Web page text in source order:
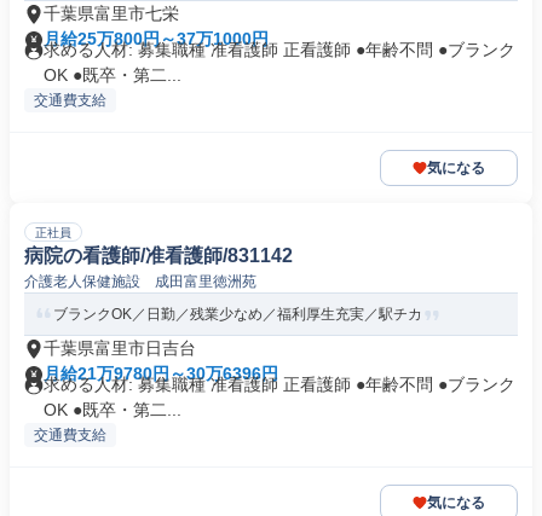
千葉県富里市七栄
月給25万800円～37万1000円
求める人材: 募集職種 准看護師 正看護師 ●年齢不問 ●ブランク
OK ●既卒・第二...
交通費支給
気になる
正社員
病院の看護師/准看護師/831142
介護老人保健施設 成田富里徳洲苑
ブランクOK／日勤／残業少なめ／福利厚生充実／駅チカ
千葉県富里市日吉台
月給21万9780円～30万6396円
求める人材: 募集職種 准看護師 正看護師 ●年齢不問 ●ブランク
OK ●既卒・第二...
交通費支給
気になる